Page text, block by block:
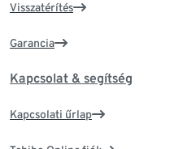
Visszatérítés
Garancia
Kapcsolat & segítség
Kapcsolati űrlap